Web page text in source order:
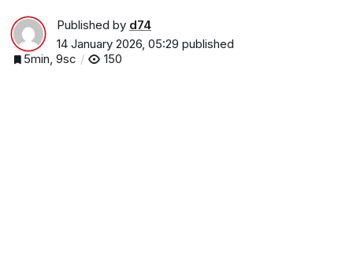
Published by d74
14 January 2026, 05:29 published
5min, 9sc
150